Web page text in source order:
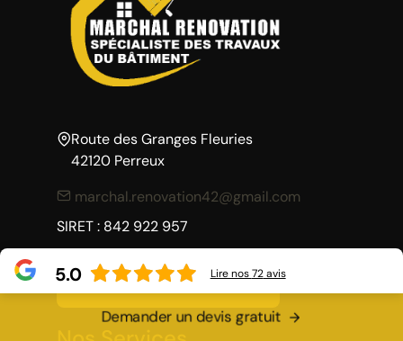
Route des Granges Fleuries
42120 Perreux
marchal.renovation42@gmail.com
SIRET : 842 922 957
Demandez un devis
Demander un devis gratuit
5.0 Lire nos72avis